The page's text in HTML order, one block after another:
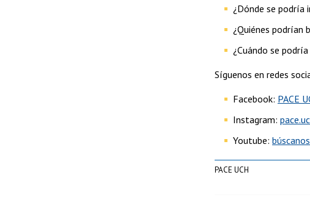
¿Dónde se podría
¿Quiénes podrían
¿Cuándo se
Síguenos en redes
Facebook: PACE
Instagram:
Youtube:
PACE UCH